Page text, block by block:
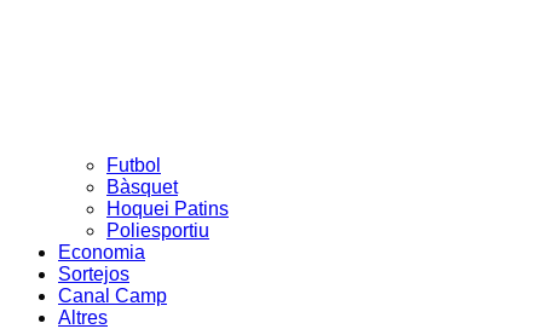
Futbol
Bàsquet
Hoquei Patins
Poliesportiu
Economia
Sortejos
Canal Camp
Altres